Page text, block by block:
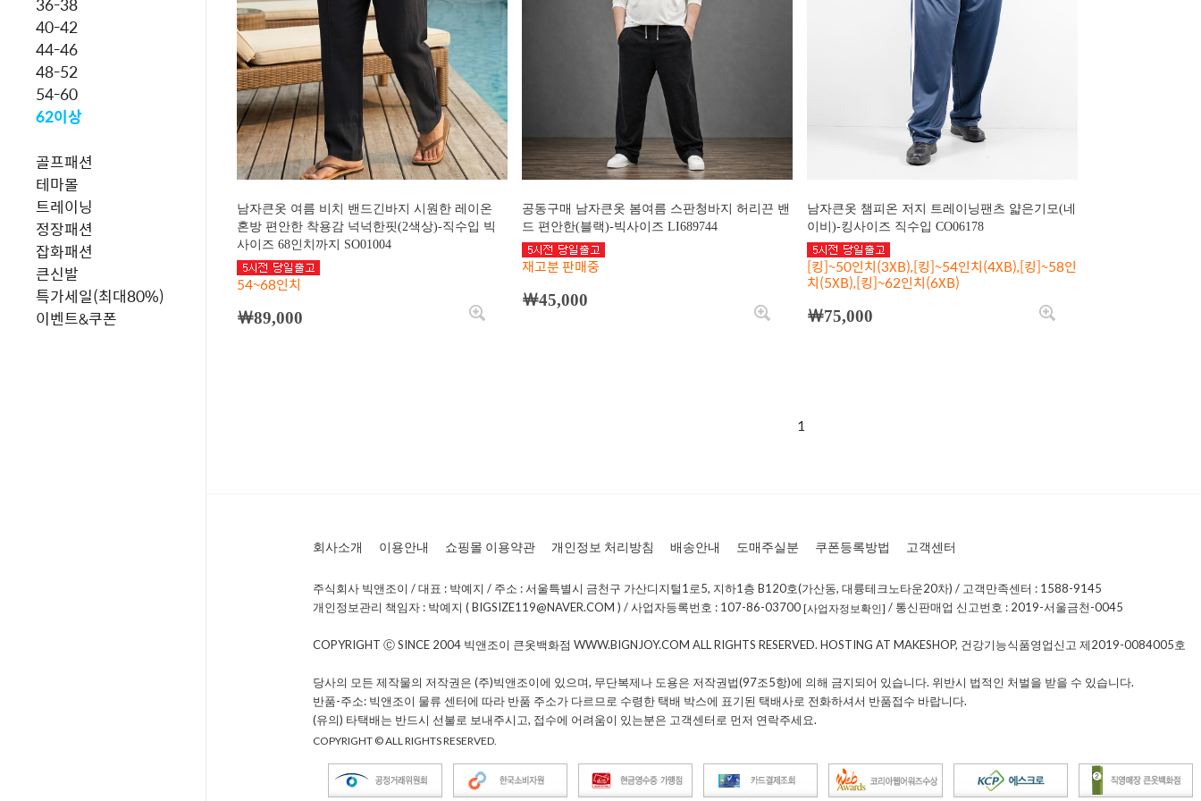
40-42
44-46
48-52
54-60
62이상
골프패션
테마몰
트레이닝
정장패션
잡화패션
큰신발
특가세일(최대80%)
이벤트&쿠폰
남자큰옷 여름 비치 밴드긴바지 시원한 레이온
혼방 편안한 착용감 넉넉한핏(2색상)-직수입 빅
사이즈 68인치까지 SO01004
54~68인치
￦89,000
공동구매 남자큰옷 봄여름 스판청바지 허리끈 밴
드 편안한(블랙)-빅사이즈 LI689744
재고분 판매중
￦45,000
남자큰옷 챔피온 저지 트레이닝팬츠 얇은기모(네
이비)-킹사이즈 직수입 CO06178
[킹]~50인치(3XB),[킹]~54인치(4XB),[킹]~58인
치(5XB),[킹]~62인치(6XB)
￦75,000
1
회사소개 이용안내 쇼핑몰 이용약관 개인정보 처리방침 배송안내 도매주실분 쿠폰등록방법 고객센터
주식회사 빅앤조이 / 대표 : 박예지 / 주소 : 서울특별시 금천구 가산디지털1로5, 지하1층 B120호(가산동, 대륭테크노타운20차) / 고객만족센터 : 1588-9145
개인정보관리 책임자 : 박예지 ( BIGSIZE119@NAVER.COM ) / 사업자등록번호 : 107-86-03700 [사업자정보확인] / 통신판매업 신고번호 : 2019-서울금천-0045
COPYRIGHT Ⓒ SINCE 2004 빅앤조이 큰옷백화점 WWW.BIGNJOY.COM ALL RIGHTS RESERVED. HOSTING AT MAKESHOP, 건강기능식품영업신고 제2019-0084005호
당사의 모든 제작물의 저작권은 (주)빅앤조이에 있으며, 무단복제나 도용은 저작권법(97조5항)에 의해 금지되어 있습니다. 위반시 법적인 처벌을 받을 수 있습니다.
반품-주소: 빅앤조이 물류 센터에 따라 반품 주소가 다르므로 수령한 택배 박스에 표기된 택배사로 전화하셔서 반품접수 바랍니다.
(유의) 타택배는 반드시 선불로 보내주시고, 접수에 어려움이 있는분은 고객센터로 먼저 연락주세요.
COPYRIGHT © ALL RIGHTS RESERVED.